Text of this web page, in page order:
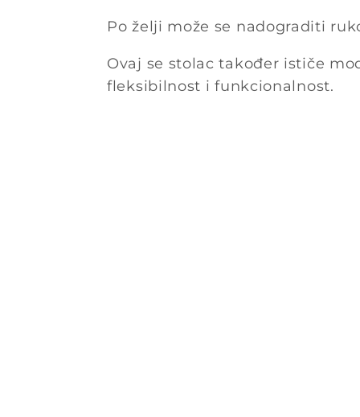
Po želji može se nadograditi
Ovaj se stolac također ističe
fleksibilnost i funkcionalnost.